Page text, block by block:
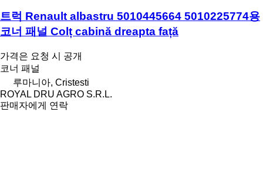
트럭 Renault albastru 5010445664 5010225774용
코너 패널 Colț cabină dreapta față
가격은 요청 시 공개
코너 패널
루마니아, Cristesti
ROYAL DRU AGRO S.R.L.
판매자에게 연락